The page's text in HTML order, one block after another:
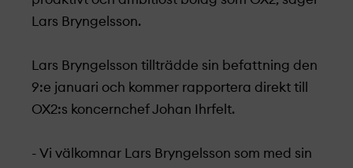
Lars Bryngelsson.
Lars Bryngelsson tillträdde sin befattning den
9:e januari och kommer rapportera direkt till
OX2:s koncernchef Johan Ihrfelt.
- Vi välkomnar Lars Bryngelsson som med sin